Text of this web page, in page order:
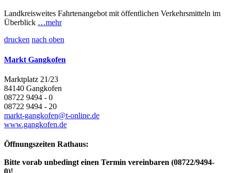
Landkreisweites Fahrtenangebot mit öffentlichen Verkehrsmitteln im
Überblick …mehr
drucken nach oben
Markt Gangkofen
Marktplatz 21/23
84140 Gangkofen
08722 9494 - 0
08722 9494 - 20
markt-gangkofen@t-online.de
www.gangkofen.de
Öffnungszeiten Rathaus:
Bitte vorab unbedingt einen Termin vereinbaren (08722/9494-